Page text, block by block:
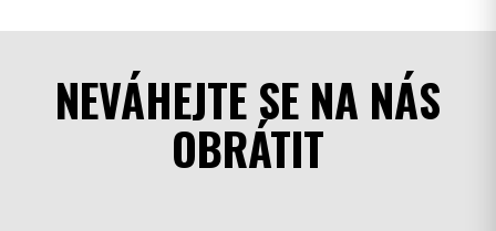
NEVÁHEJTE SE NA NÁS
OBRÁTIT